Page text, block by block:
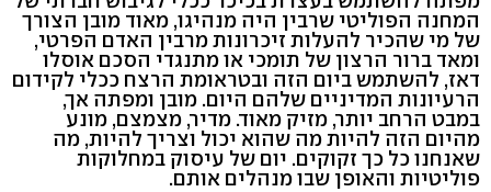
המחנה הפוליטי שרבין היה מנהיגו, מאוד מובן הצורך
של מי שהכיר להעלות זיכרונות מרבין האדם הפרטי,
ומאד ברור הרצון של תומכי או מתנגדי הסכם אוסלו
דאז, להשתמש ביום הזה ובטראומת הרצח ככלי לקידום
הרעיונות המדיניים שלהם היום. מובן ומפתה אך,
במבט הרחב יותר, מזיק מאוד. מדיר, מצמצם, מונע
מהיום הזה להיות מה שהוא יכול וצריך להיות, מה
שאנחנו כל כך זקוקים. יום של עיסוק במחלוקות
פוליטיות והאופן שבו מנהלים אותם.